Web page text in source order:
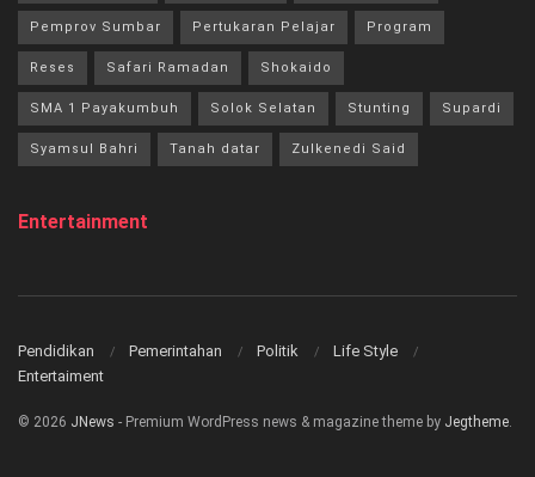
Pemprov Sumbar Pertukaran Pelajar Program
Reses Safari Ramadan Shokaido
SMA 1 Payakumbuh Solok Selatan Stunting Supardi
Syamsul Bahri Tanah datar Zulkenedi Said
Entertainment
Pendidikan Pemerintahan Politik
Life Style
Entertaiment
© 2026 JNews - Premium WordPress news & magazine theme by Jegtheme.